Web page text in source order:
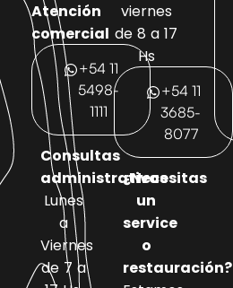
Atención
comercial
+54 11
5498-
1111
Consultas
administrativas
Lunes
a
Viernes
de 7 a
viernes
de 8 a 17
Hs
+54 11
3685-
8077
¿Necesitas
un
service
o
restauración?